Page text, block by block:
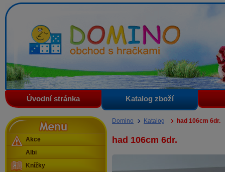
Domino - obchod s hračkami
Úvodní stránka Katalog zboží
Domino Katalog had 106cm 6dr.
had 106cm 6dr.
Menu
Akce
Albi
Knížky